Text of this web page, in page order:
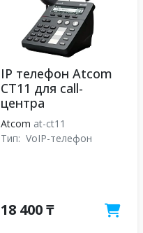
IP телефон Atcom
CT11 для call-
центра
Atcom at-ct11
Тип: VoIP-телефон
18 400 ₸